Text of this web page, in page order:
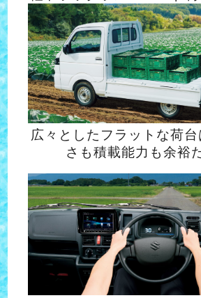
広々としたフラットな荷
さも積載能力も余裕